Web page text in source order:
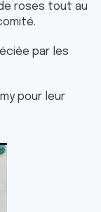
roses tout au
par les
pour leur